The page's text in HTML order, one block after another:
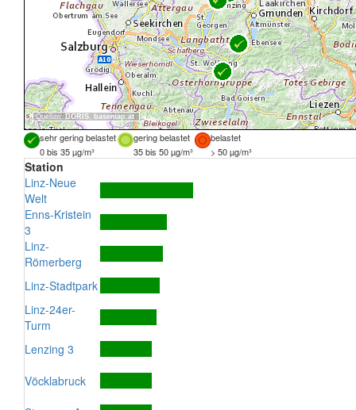
Quellen:DORIS, basemap.at
sehr gering belastet gering belastet
belastet
0 bis 35 µg/m³
35 bis 50 µg/m³ > 50 µg/m³
Station
Linz-Neue
Welt
Enns-Kristein
3
Linz-
Römerberg
Linz-Stadtpark
Linz-24er-
Turm
Lenzing 3
Vöcklabruck